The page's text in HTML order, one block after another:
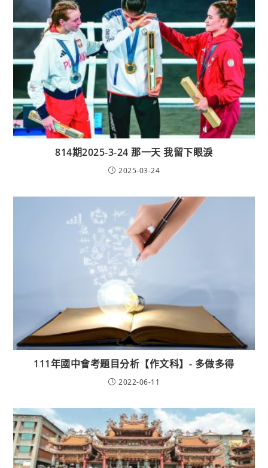
814期2025-3-24 那一天 我留下眼淚
2025-03-24
111年國中會考題目分析【作文科】- 多做多得
2022-06-11